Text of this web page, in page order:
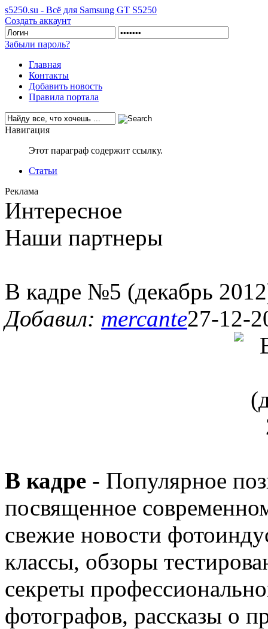
s5250.su - Всё для Samsung GT S5250
Создать аккаунт
Забыли пароль?
Главная
Контакты
Добавить новость
Правила портала
Навигация
Этот параграф содержит ссылку.
Статьи
Реклама
Интересное
Наши партнеры
В кадре №5 (декабрь
Добавил: mercante27-12-
В кадре - Популярное
посвященное
свежие новости
классы, обзоры
секреты
фотографов, рассказы о